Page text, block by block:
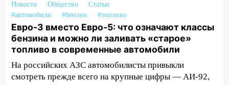
08.08.2026
20:10
Во время урагана в Ульяновске на
Волге перевернулась лодка
19:55 В Ульяновске упавшее дерево
заблокировало в машине двух женщин
Новости Общество
Статьи
#автомобили
#бензин #топливо
Евро-3 вместо Евро-5: что означают классы
бензина и можно ли заливать «старое»
топливо в современные автомобили
На российских АЗС автомобилисты привыкли
смотреть прежде всего на крупные цифры — АИ-92,